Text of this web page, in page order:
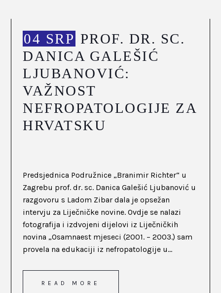
04 SRP PROF. DR. SC.
DANICA GALEŠIĆ
LJUBANOVIĆ:
VAŽNOST
NEFROPATOLOGIJE ZA
HRVATSKU
Predsjednica Podružnice „Branimir Richter“ u
Zagrebu prof. dr. sc. Danica Galešić Ljubanović u
razgovoru s Ladom Zibar dala je opsežan
intervju za Liječničke novine. Ovdje se nalazi
fotografija i izdvojeni dijelovi iz Liječničkih
novina „Osamnaest mjeseci (2001. – 2003.) sam
provela na edukaciji iz nefropatologije u...
READ MORE